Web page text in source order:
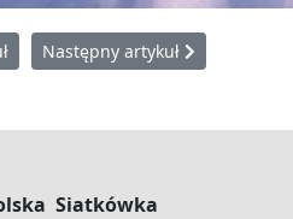
Rodziny Siatkarskiej 2023
Następny artykuł: I Ty możesz
Następny artykuł
Siatkówka